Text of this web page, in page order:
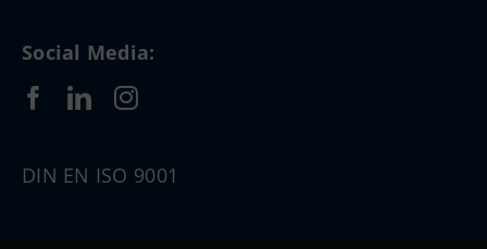
Social Media:
DIN EN ISO 9001